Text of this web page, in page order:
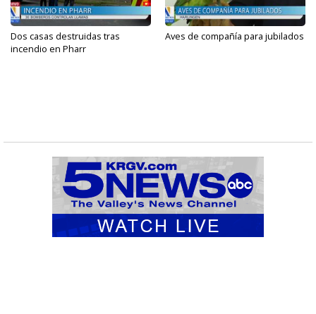
Dos casas destruidas tras
incendio en Pharr
Aves de compañía para jubilados